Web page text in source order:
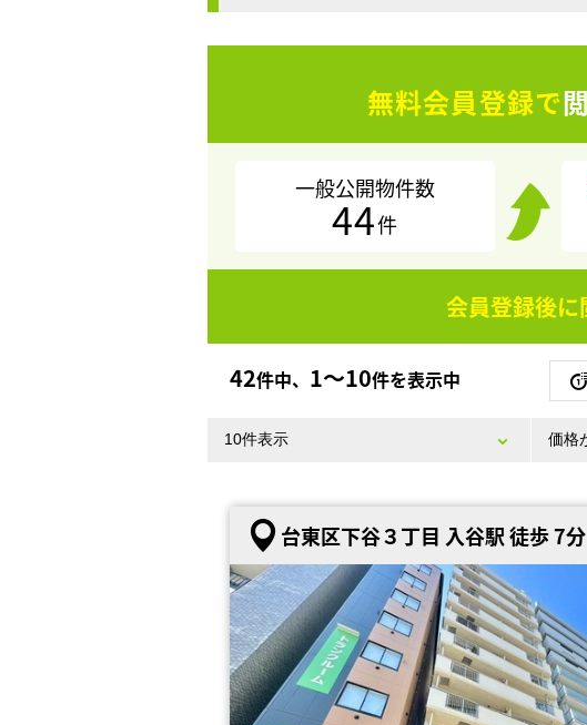
無料会員登録で
一般公開物件数
44件
会員登録後
42件中、 1〜10件を表示中
台東区下谷３丁目 入谷駅 徒歩 7分